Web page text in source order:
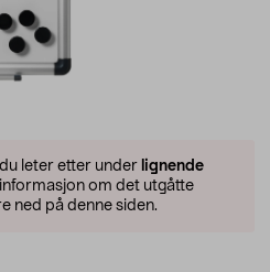
leter etter under lignende
om det utgåtte
ned på denne siden.